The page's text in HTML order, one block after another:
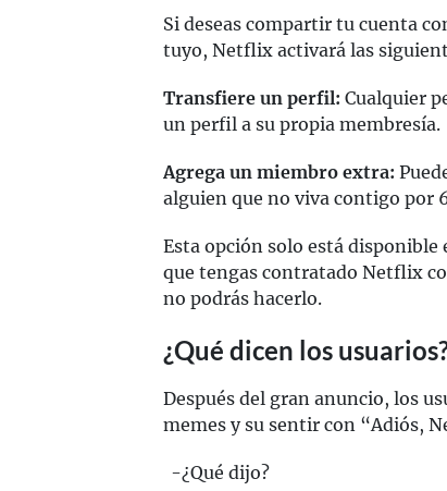
Si deseas compartir tu cuenta
tuyo, Netflix activará las
Transfiere un perfil: Cualquier
un perfil a su propia membresía.
Agrega un miembro extra:
alguien que no viva contigo por
Esta opción solo está disponible
que tengas contratado Netflix
no podrás hacerlo.
¿Qué dicen los
Después del gran anuncio, los
memes y su sentir con “Adiós,
-¿Qué dijo?